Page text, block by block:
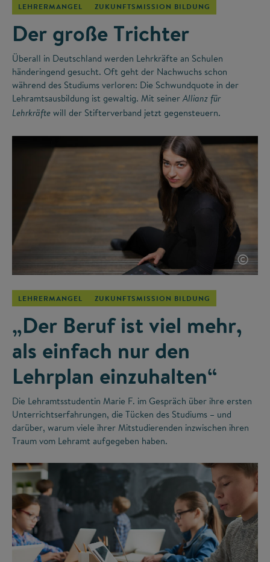
LEHRERMANGEL ZUKUNFTSMISSION BILDUNG
Der große Trichter
Überall in Deutschland werden Lehrkräfte an Schulen
händeringend gesucht. Oft geht der Nachwuchs schon
während des Studiums verloren: Die Schwundquote in der
Lehramtsausbildung ist gewaltig. Mit seiner Allianz für
Lehrkräfte will der Stifterverband jetzt gegensteuern.
©
LEHRERMANGEL ZUKUNFTSMISSION BILDUNG
„Der Beruf ist viel mehr,
als einfach nur den
Lehrplan einzuhalten“
Die Lehramtsstudentin Marie F. im Gespräch über ihre ersten
Unterrichtserfahrungen, die Tücken des Studiums – und
darüber, warum viele ihrer Mitstudierenden inzwischen ihren
Traum vom Lehramt aufgegeben haben.